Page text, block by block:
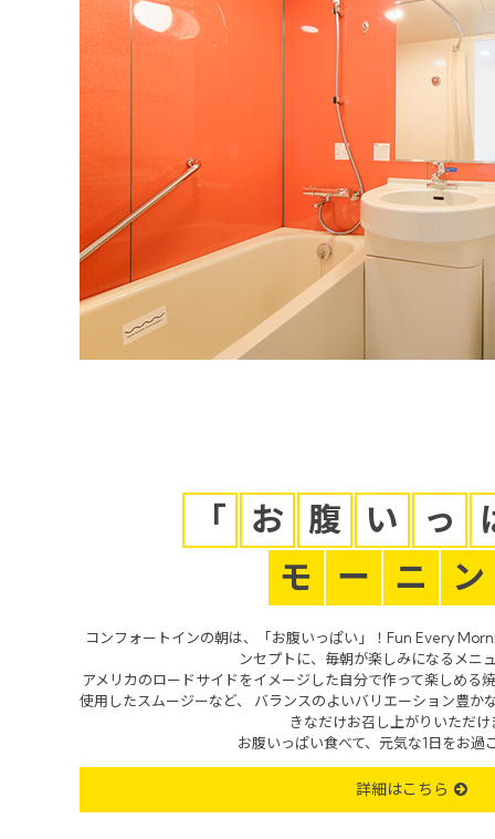
「 お 腹 い っ
モ
ー ニ ン
コンフォートインの朝は、「お腹いっぱい」！Fun Every
ンセプトに、毎朝が楽しみになるメニ
アメリカのロードサイドをイメージした自分で作って楽しめる
使用したスムージーなど、 バランスのよいバリエーション豊か
きなだけお召し上がりいただけ
お腹いっぱい食べて、元気な1日をお過
詳細はこちら